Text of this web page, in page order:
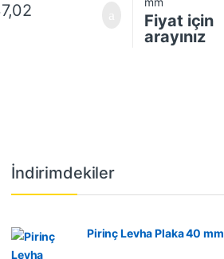
Fiyat için
arayınız
İndirimdekiler
Pirinç Levha Plaka 40 mm